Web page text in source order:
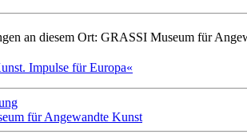
an diesem Ort: GRASSI Museum für
Impulse für Europa«
für Angewandte Kunst